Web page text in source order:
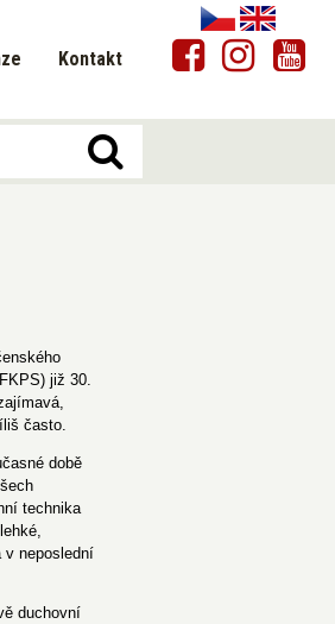
Kontakt
již 30.
často.
době
technika
v neposlední
duchovní